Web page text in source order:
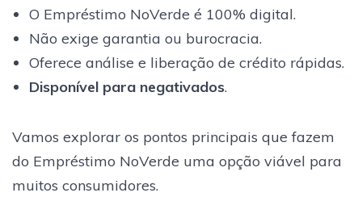
O Empréstimo NoVerde é 100% digital.
Não exige garantia ou burocracia.
Oferece análise e liberação de crédito rápidas.
Disponível para negativados.
Vamos explorar os pontos principais que fazem
do Empréstimo NoVerde uma opção viável para
muitos consumidores.